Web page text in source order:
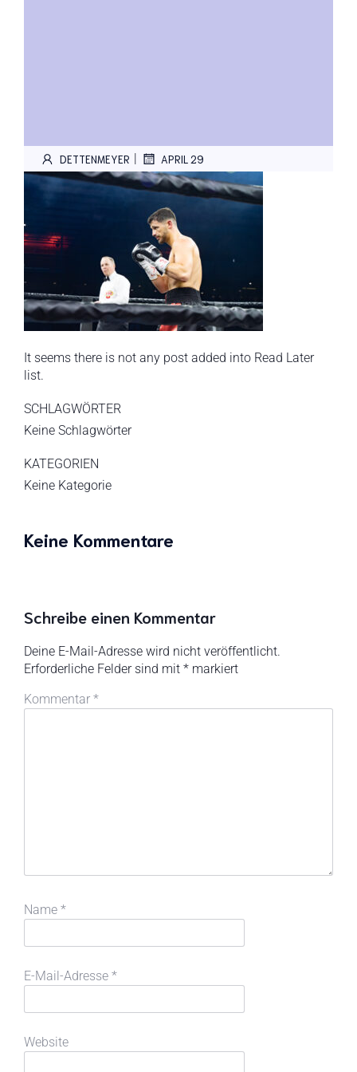
DETTENMEYER | APRIL 29
It seems there is not any post added into Read Later
list.
SCHLAGWÖRTER
Keine Schlagwörter
KATEGORIEN
Keine Kategorie
Keine Kommentare
Schreibe einen Kommentar
Deine E-Mail-Adresse wird nicht veröffentlicht.
Erforderliche Felder sind mit * markiert
Kommentar *
Name *
E-Mail-Adresse *
Website